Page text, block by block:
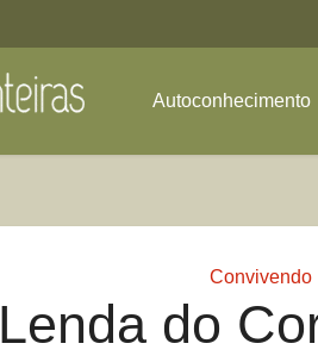
Autoconhecimento
Convivendo
Lenda do